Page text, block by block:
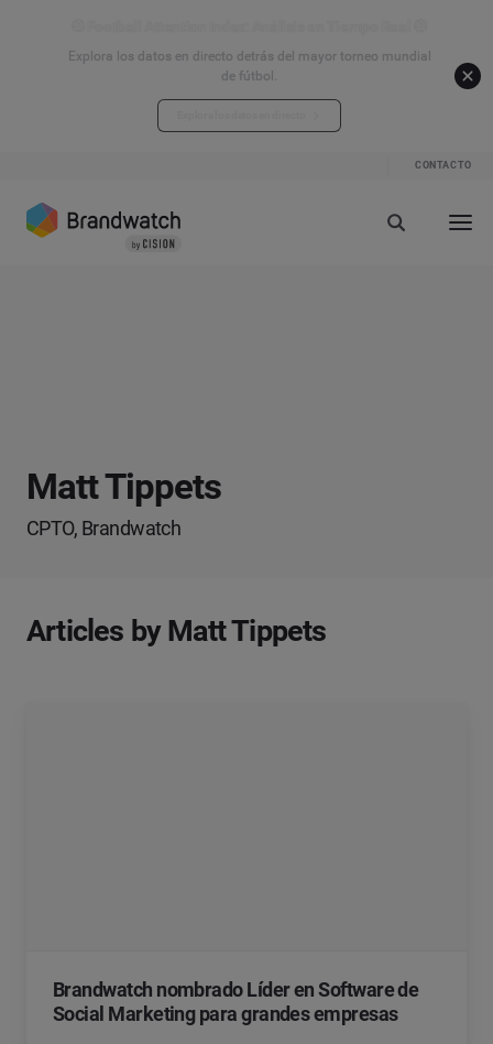
Explora los datos en directo detrás del mayor torneo mundial
de fútbol.
CONTACTO
Matt Tippets
CPTO, Brandwatch
Articles by Matt Tippets
Brandwatch nombrado Líder en Software de
Social Marketing para grandes empresas